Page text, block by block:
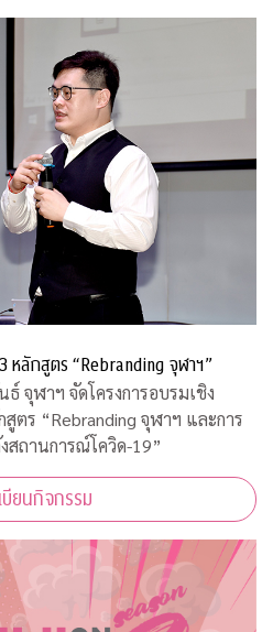
หลักสูตร “Rebranding จุฬาฯ”
จุฬาฯ จัดโครงการอบรมเชิง
ตร “Rebranding จุฬาฯ และการ
ถานการณ์โควิด-19”
บียนกิจกรรม